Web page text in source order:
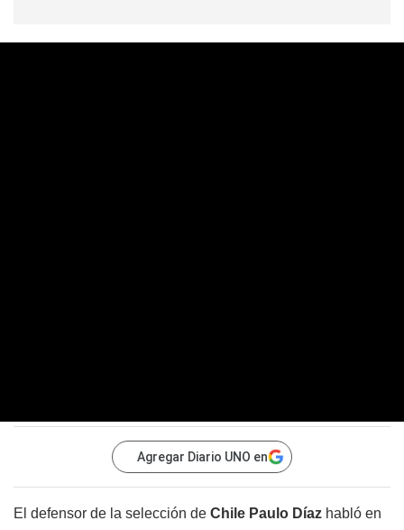
Agregar Diario UNO en
El defensor de la selección de Chile Paulo Díaz habló en